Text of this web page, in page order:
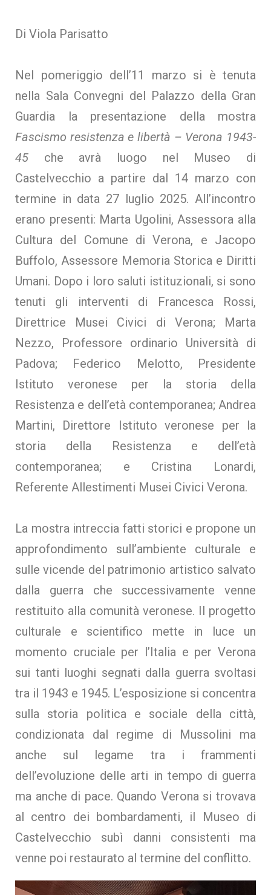
Di Viola Parisatto
Nel pomeriggio dell’11 marzo si è tenuta
nella Sala Convegni del Palazzo della Gran
Guardia la presentazione della mostra
Fascismo resistenza e libertà – Verona 1943-
45 che avrà luogo nel Museo di
Castelvecchio a partire dal 14 marzo con
termine in data 27 luglio 2025. All’incontro
erano presenti: Marta Ugolini, Assessora alla
Cultura del Comune di Verona, e Jacopo
Buffolo, Assessore Memoria Storica e Diritti
Umani. Dopo i loro saluti istituzionali, si sono
tenuti gli interventi di Francesca Rossi,
Direttrice Musei Civici di Verona; Marta
Nezzo, Professore ordinario Università di
Padova; Federico Melotto, Presidente
Istituto veronese per la storia della
Resistenza e dell’età contemporanea; Andrea
Martini, Direttore Istituto veronese per la
storia della Resistenza e dell’età
contemporanea; e Cristina Lonardi,
Referente Allestimenti Musei Civici Verona.
La mostra intreccia fatti storici e propone un
approfondimento sull’ambiente culturale e
sulle vicende del patrimonio artistico salvato
dalla guerra che successivamente venne
restituito alla comunità veronese. Il progetto
culturale e scientifico mette in luce un
momento cruciale per l’Italia e per Verona
sui tanti luoghi segnati dalla guerra svoltasi
tra il 1943 e 1945. L’esposizione si concentra
sulla storia politica e sociale della città,
condizionata dal regime di Mussolini ma
anche sul legame tra i frammenti
dell’evoluzione delle arti in tempo di guerra
ma anche di pace. Quando Verona si trovava
al centro dei bombardamenti, il Museo di
Castelvecchio subì danni consistenti ma
venne poi restaurato al termine del conflitto.